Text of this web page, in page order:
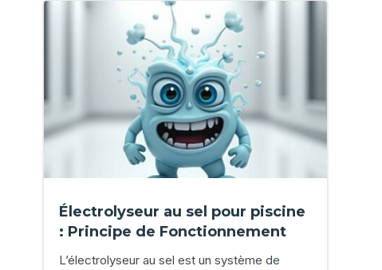
Électrolyseur au sel pour piscine
: Principe de Fonctionnement
L’électrolyseur au sel est un système de